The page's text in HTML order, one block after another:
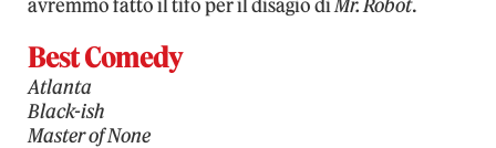
avremmo fatto il tifo per il disagio diMr. Robot.
Best Comedy
Atlanta
Black-ish
Master of None